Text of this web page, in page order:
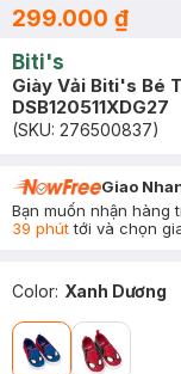
299.000 ₫
Biti's
Giày Vải Biti's Bé
DSB120511XDG27
(SKU: 276500837)
Giao
Bạn muốn nhận hàng
39 phúttới và chọn
Color: Xanh Dương